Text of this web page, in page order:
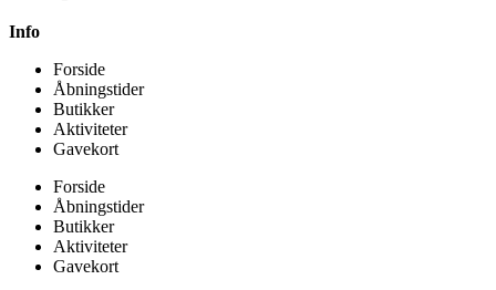
Info
Forside
Åbningstider
Butikker
Aktiviteter
Gavekort
Forside
Åbningstider
Butikker
Aktiviteter
Gavekort